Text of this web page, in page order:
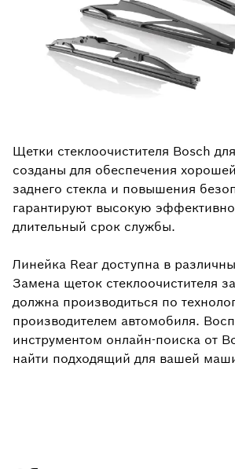
Щетки стеклоочистителя Bosch
созданы для обеспечения
заднего стекла и повышения
гарантируют высокую
длительный срок службы.
Линейка Rear доступна в
Замена щеток стеклоочистителя
должна производиться по
производителем автомобиля.
инструментом онлайн-поиска от
найти подходящий для вашей